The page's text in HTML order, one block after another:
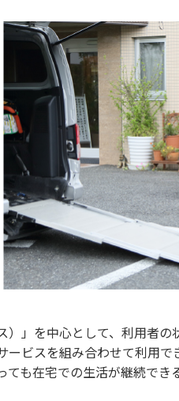
）」を中心として、利用者
ービスを組み合わせて利用で
ても在宅での生活が継続でき